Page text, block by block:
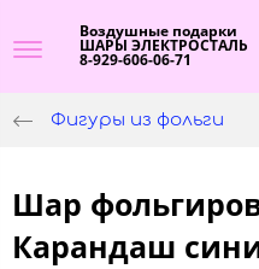
Воздушные подарки
ШАРЫ ЭЛЕКТРОСТАЛЬ
8-929-606-06-71
Фигуры из фольги
Шар
Карандаш